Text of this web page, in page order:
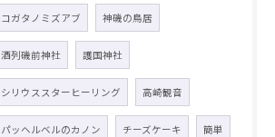
コガタノミズアブ 神磯の鳥居
酒列磯前神社 護国神社
シリウススターヒーリング 高崎観音
パッヘルベルのカノン チーズケーキ 簡単